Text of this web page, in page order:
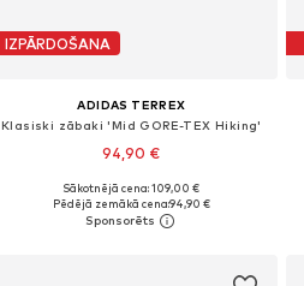
IZPĀRDOŠANA
ADIDAS TERREX
Klasiski zābaki 'Mid GORE-TEX Hiking'
94,90 €
Pieejams daudzos izmēros
Pievienot grozam
Sākotnējā cena: 109,00 €
Pēdējā zemākā cena:94,90 €